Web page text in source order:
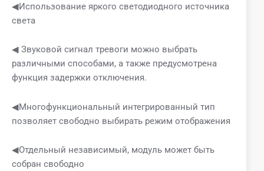
◀Использование яркого светодиодного источника
света
◀ Звуковой сигнал тревоги можно выбрать
различными способами, а также предусмотрена
функция задержки отключения.
◀Многофункциональный интегрированный тип
позволяет свободно выбирать режим отображения
◀Отдельный независимый, модуль может быть
собран свободно